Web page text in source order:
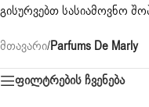
გისურვებთ სასიამოვნო
მთავარი/Parfums De Marly
ფილტრების ჩვენება